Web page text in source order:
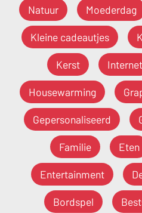
Natuur Moederdag
Kleine cadeautjes
Kerst Internet
Housewarming
Gepersonaliseerd
Familie Eten
Entertainment
Bordspel